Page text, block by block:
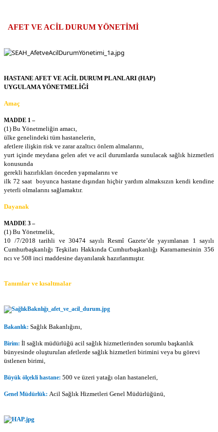
AFET VE ACİL DURUM YÖNETİMİ
HASTANE AFET VE ACİL DURUM PLANLARI (HAP)
UYGULAMA YÖNETMELİĞİ
Amaç
MADDE 1 –
(1) Bu Yönetmeliğin amacı,
ülke genelindeki tüm hastanelerin,
afetlere ilişkin risk ve zarar azaltıcı önlem almalarını,
yurt içinde meydana gelen afet ve acil durumlarda sunulacak sağlık hizmetleri
konusunda
gerekli hazırlıkları önceden yapmalarını ve
ilk 72 saat boyunca hastane dışından hiçbir yardım almaksızın kendi kendine
yeterli olmalarını sağlamaktır.
Dayanak
MADDE 3 –
(1) Bu Yönetmelik,
10 /7/2018 tarihli ve 30474 sayılı Resmî Gazete’de yayımlanan 1 sayılı
Cumhurbaşkanlığı Teşkilatı Hakkında Cumhurbaşkanlığı Kararnamesinin 356
ncı ve 508 inci maddesine dayanılarak hazırlanmıştır.
Tanımlar ve kısaltmalar
Bakanlık: Sağlık Bakanlığını,
Birim: İl sağlık müdürlüğü acil sağlık hizmetlerinden sorumlu başkanlık
bünyesinde oluşturulan afetlerde sağlık hizmetleri birimini veya bu görevi
üstlenen birimi,
Büyük ölçekli hastane: 500 ve üzeri yatağı olan hastaneleri,
Genel Müdürlük: Acil Sağlık Hizmetleri Genel Müdürlüğünü,